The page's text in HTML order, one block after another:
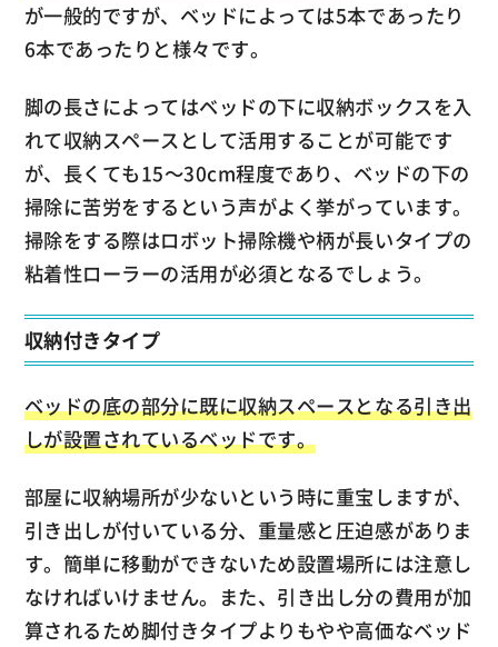
が一般的ですが、ベッドによっては5本であったり
6本であったりと様々です。
脚の長さによってはベッドの下に収納ボックスを入
れて収納スペースとして活用することが可能です
が、長くても15～30cm程度であり、ベッドの下の
掃除に苦労をするという声がよく挙がっています。
掃除をする際はロボット掃除機や柄が長いタイプの
粘着性ローラーの活用が必須となるでしょう。
収納付きタイプ
ベッドの底の部分に既に収納スペースとなる引き出
しが設置されているベッドです。
部屋に収納場所が少ないという時に重宝しますが、
引き出しが付いている分、重量感と圧迫感がありま
す。簡単に移動ができないため設置場所には注意し
なければいけません。また、引き出し分の費用が加
算されるため脚付きタイプよりもやや高価なベッド